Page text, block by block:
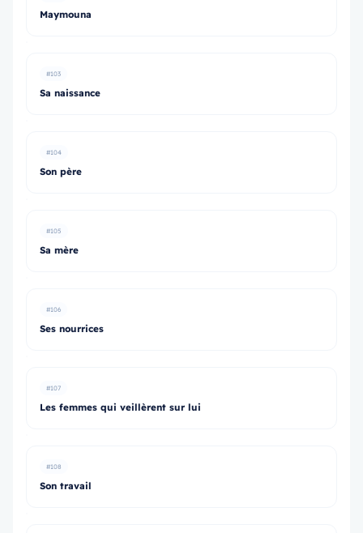
Maymouna
#103
Sa naissance
#104
Son père
#105
Sa mère
#106
Ses nourrices
#107
Les femmes qui veillèrent sur lui
#108
Son travail